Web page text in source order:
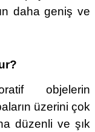
daha geniş ve
objelerin
üzerini çok
düzenli ve şık